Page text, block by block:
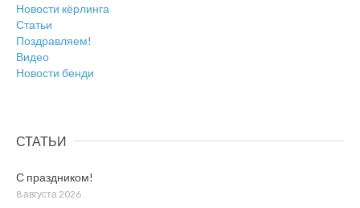
Новости кёрлинга
Статьи
Поздравляем!
Видео
Новости бенди
СТАТЬИ
С праздником!
8 августа 2026